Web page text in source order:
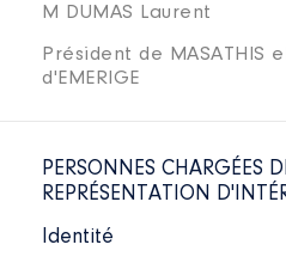
M DUMAS Laurent
Président de MASATHIS
d'EMERIGE
PERSONNES CHARGÉES
REPRÉSENTATION
Identité